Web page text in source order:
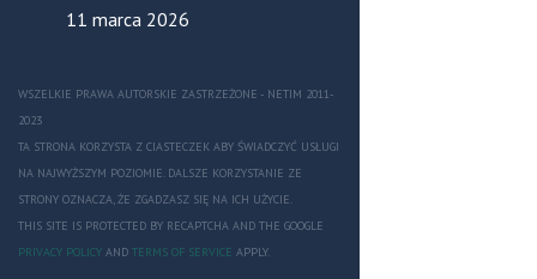
11 marca 2026
WSZELKIE PRAWA AUTORSKIE ZASTRZEŻONE - NETIM 2011-
2023
TA STRONA KORZYSTA Z CIASTECZEK ABY ŚWIADCZYĆ USŁUGI
NA NAJWYŻSZYM POZIOMIE. DALSZE KORZYSTANIE ZE
STRONY OZNACZA, ŻE ZGADZASZ SIĘ NA ICH UŻYCIE.
THIS SITE IS PROTECTED BY RECAPTCHA AND THE GOOGLE
PRIVACY POLICY AND TERMS OF SERVICE APPLY.